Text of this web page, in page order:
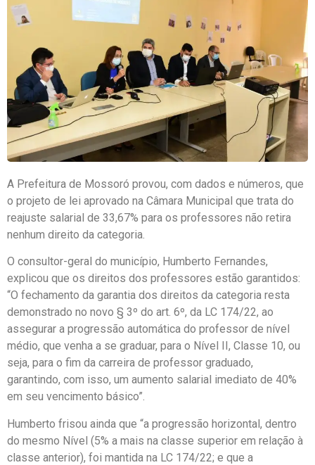
A Prefeitura de Mossoró provou, com dados e números, que
o projeto de lei aprovado na Câmara Municipal que trata do
reajuste salarial de 33,67% para os professores não retira
nenhum direito da categoria.
O consultor-geral do município, Humberto Fernandes,
explicou que os direitos dos professores estão garantidos:
“O fechamento da garantia dos direitos da categoria resta
demonstrado no novo § 3º do art. 6º, da LC 174/22, ao
assegurar a progressão automática do professor de nível
médio, que venha a se graduar, para o Nível II, Classe 10, ou
seja, para o fim da carreira de professor graduado,
garantindo, com isso, um aumento salarial imediato de 40%
em seu vencimento básico”.
Humberto frisou ainda que “a progressão horizontal, dentro
do mesmo Nível (5% a mais na classe superior em relação à
classe anterior), foi mantida na LC 174/22; e que a